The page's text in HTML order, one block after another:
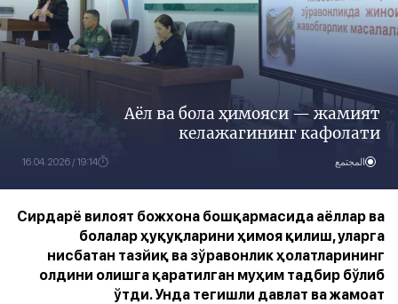
Аёл ва бола ҳимояси — жамият
келажагининг кафолати
المجتمع 19:14 / 16.04.2026
Сирдарё вилоят божхона бошқармасида аёллар ва
болалар ҳуқуқларини ҳимоя қилиш, уларга
нисбатан тазйиқ ва зўравонлик ҳолатларининг
олдини олишга қаратилган муҳим тадбир бўлиб
ўтди. Унда тегишли давлат ва жамоат